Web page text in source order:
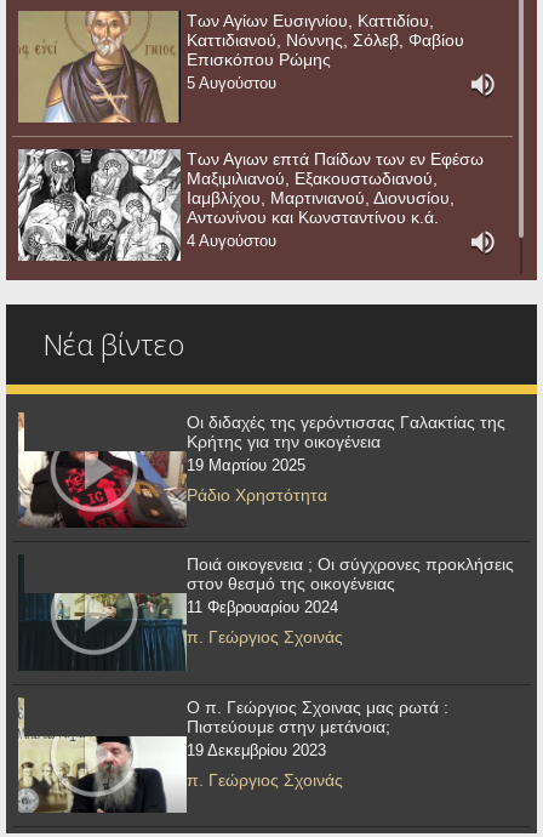
Των Αγίων Ευσιγνίου, Καττιδίου,
Καττιδιανού, Νόννης, Σόλεβ, Φαβίου
Επισκόπου Ρώμης
5 Αυγούστου
Των Αγιων επτά Παίδων των εν Εφέσω
Μαξιμιλιανού, Εξακουστωδιανού,
Ιαμβλίχου, Μαρτινιανού, Διονυσίου,
Αντωνίνου και Κωνσταντίνου κ.ά.
4 Αυγούστου
Νέα βίντεο
Οι διδαχές της γερόντισσας Γαλακτίας της
Κρήτης για την οικογένεια
19 Μαρτίου 2025
Ράδιο Χρηστότητα
Ποιά οικογενεια ; Οι σύγχρονες προκλήσεις
στον θεσμό της οικογένειας
11 Φεβρουαρίου 2024
π. Γεώργιος Σχοινάς
Ο π. Γεώργιος Σχοινας μας ρωτά :
Πιστεύουμε στην μετάνοια;
19 Δεκεμβρίου 2023
π. Γεώργιος Σχοινάς